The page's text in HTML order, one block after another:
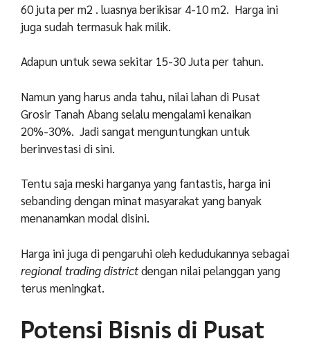
60 juta per m2 . luasnya berikisar 4-10 m2. Harga ini
juga sudah termasuk hak milik.
Adapun untuk sewa sekitar 15-30 Juta per tahun.
Namun yang harus anda tahu, nilai lahan di Pusat
Grosir Tanah Abang selalu mengalami kenaikan
20%-30%. Jadi sangat menguntungkan untuk
berinvestasi di sini.
Tentu saja meski harganya yang fantastis, harga ini
sebanding dengan minat masyarakat yang banyak
menanamkan modal disini.
Harga ini juga di pengaruhi oleh kedudukannya sebagai
regional trading districtdengan nilai pelanggan yang
terus meningkat.
Potensi Bisnis di Pusat